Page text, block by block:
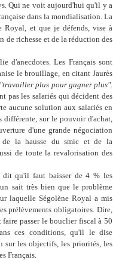
Qui ne voit aujourd'hui qu'il y a
dans la mondialisation. La
Royal, et que je défends, vise à
richesse et de la réduction des
d'anecdotes. Les Français sont
le brouillage, en citant Jaurès
"travailler plus pour gagner plus".
pas les salariés qui décident des
aucune solution aux salariés en
différente, sur le pouvoir d'achat,
d'une grande négociation
de la hausse du smic et de la
de toute la revalorisation des
dit qu'il faut baisser de 4 % les
sait très bien que le problème
laquelle Ségolène Royal a mis
prélèvements obligatoires. Dire,
passer le bouclier fiscal à 50
ces conditions, qu'il le dise
sur les objectifs, les priorités, les
Français.